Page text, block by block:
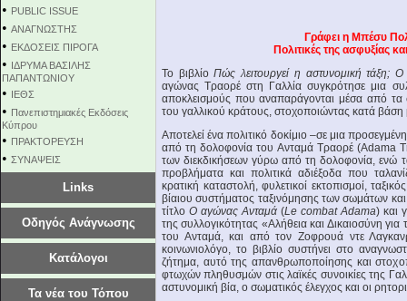
• PUBLIC ISSUE
• ΑΝΑΓΝΩΣΤΗΣ
• ΕΚΔΟΣΕΙΣ ΠΙΡΟΓΑ
• ΙΔΡΥΜΑ ΒΑΣΙΛΗΣ
ΠΑΠΑΝΤΩΝΙΟΥ
• ΙΕΘΣ
• Πανεπιστημιακές Εκδόσεις
Κύπρου
• ΠΡΑΚΤΟΡΕΥΣΗ
• ΣΥΝΑΨΕΙΣ
Links
Οδηγός Ανάγνωσης
Κατάλογοι
Τα νέα του Τόπου
Γράφει η Μπέσυ
Πολιτικές της ασφυξίας
Το βιβλίοΠώς λειτουργεί η αστυνομική τάξη;
αγώνας Τραορέ στη Γαλλία συγκρότησε μια
αποκλεισμούς που αναπαράγονται μέσα από τα
του γαλλικού κράτους, στοχοποιώντας κατά
Αποτελεί ένα πολιτικό δοκίμιο –σε μια
από τη δολοφονία του Ανταμά Τραορέ (Adama
των διεκδικήσεων γύρω από τη δολοφονία, ενώ
προβλήματα και πολιτικά αδιέξοδα που
κρατική καταστολή, φυλετικοί εκτοπισμοί,
βίαιου συστήματος ταξινόμησης των σωμάτων
τίτλο Ο αγώνας Ανταμά (Le combat Adama) και
της συλλογικότητας «Αλήθεια και Δικαιοσύνη
του Ανταμά, και από τον Ζοφρουά ντε
κοινωνιολόγο, το βιβλίο συστήνει στο
ζήτημα, αυτό της απανθρωποποίησης και
φτωχών πληθυσμών στις λαϊκές συνοικίες της
αστυνομική βία, ο σωματικός έλεγχος και οι